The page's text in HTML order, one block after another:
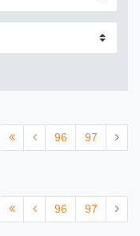
96 97
96 97